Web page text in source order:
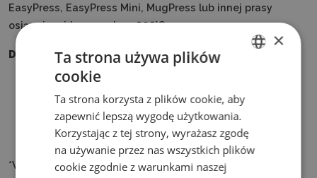
EasyPress, EasyPress Mini, MugPress lub innej prasy
osiągającej temperaturę 205°C.
Do użytku:
ręcznego
z ploterami Cricut Maker, Maker 3 i Cricut Explore 3
z ploterami Silhouette*
z ploterami Brother*
*Wymaga umieszczenia w uchwycie na mazaki.
POLISH
×
Ta strona używa plików
cookie
Ta strona korzysta z plików cookie, aby
zapewnić lepszą wygodę użytkowania.
Korzystając z tej strony, wyrażasz zgodę
na używanie przez nas wszystkich plików
cookie zgodnie z warunkami naszej